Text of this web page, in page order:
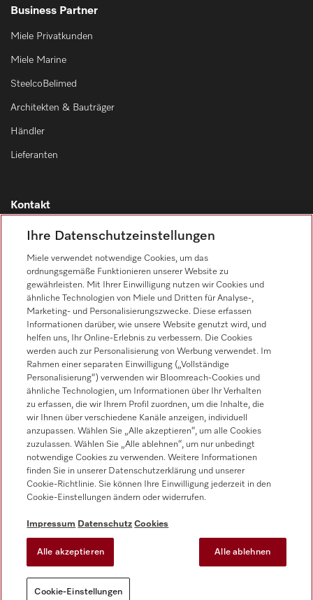
Business Partner
Miele Privatkunden
Miele Marine
SteelcoBelimed
Architekten & Bauträger
Händler
Lieferanten
Kontakt
Kontaktübersicht
Vertrieb
0471 666 319
Werkkundendienst
0471 666 319
Folgen Sie Miele Professional
Datenschutz
Cookie-Einstellungen
Ihre Datenschutzeinstellungen
Miele verwendet notwendige Cookies, um das
ordnungsgemäße Funktionieren unserer Website zu
gewährleisten. Mit Ihrer Einwilligung nutzen wir Cookies und
ähnliche Technologien von Miele und Dritten für Analyse-,
Marketing- und Personalisierungszwecke. Diese erfassen
Informationen darüber, wie unsere Website genutzt wird, und
helfen uns, Ihr Online-Erlebnis zu verbessern. Die Cookies
werden auch zur Personalisierung von Werbung verwendet. Im
Rahmen einer separaten Einwilligung („Vollständige
Personalisierung“) verwenden wir Bloomreach-Cookies und
ähnliche Technologien, um Informationen über Ihr Verhalten
zu erfassen, die wir Ihrem Profil zuordnen, um die Inhalte, die
wir Ihnen über verschiedene Kanäle anzeigen, individuell
anzupassen. Wählen Sie „Alle akzeptieren“, um alle Cookies
zuzulassen. Wählen Sie „Alle ablehnen“, um nur unbedingt
notwendige Cookies zu verwenden. Weitere Informationen
finden Sie in unserer Datenschutzerklärung und unserer
Cookie-Richtlinie. Sie können Ihre Einwilligung jederzeit in den
Cookie-Einstellungen ändern oder widerrufen.
Impressum Datenschutz Cookies
Alle akzeptieren Alle ablehnen
Cookie-Einstellungen